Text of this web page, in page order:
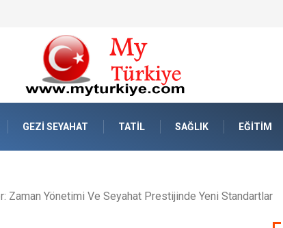
Enerji Panolarına Tam Güvenlik
GEZI SEYAHAT TATIL SAĞLIK EĞITIM
Zaman Yönetimi Ve Seyahat Prestijinde Yeni Standartlar